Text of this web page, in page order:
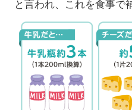
と言われ、これを食事で